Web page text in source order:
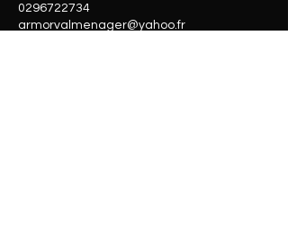
0296722734
armorvalmenager@yahoo.fr